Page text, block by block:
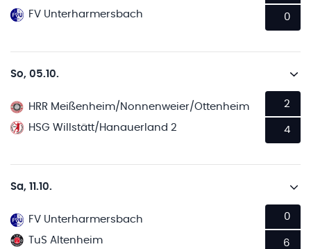
FV Unterharmersbach
0
So, 05.10.
HRR Meißenheim/Nonnenweier/Ottenheim
HSG Willstätt/Hanauerland 2
2
4
Sa, 11.10.
FV Unterharmersbach
TuS Altenheim
0
6